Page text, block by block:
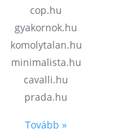
cop.hu
gyakornok.hu
komolytalan.hu
minimalista.hu
cavalli.hu
prada.hu
Tovább »